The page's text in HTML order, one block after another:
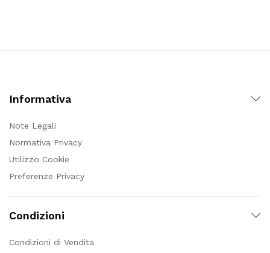
Informativa
Note Legali
Normativa Privacy
Utilizzo Cookie
Preferenze Privacy
Condizioni
Condizioni di Vendita